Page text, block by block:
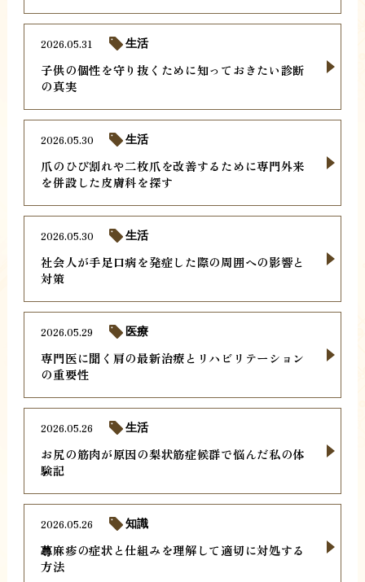
子供の個性を守り抜くために知っておきたい診断
の真実
2026.05.31 生活
爪のひび割れや二枚爪を改善するために専門外来
を併設した皮膚科を探す
2026.05.30 生活
社会人が手足口病を発症した際の周囲への影響と
対策
2026.05.30 生活
専門医に聞く肩の最新治療とリハビリテーション
の重要性
2026.05.29 医療
お尻の筋肉が原因の梨状筋症候群で悩んだ私の体
験記
2026.05.26 生活
蕁麻疹の症状と仕組みを理解して適切に対処する
方法
2026.05.26 知識